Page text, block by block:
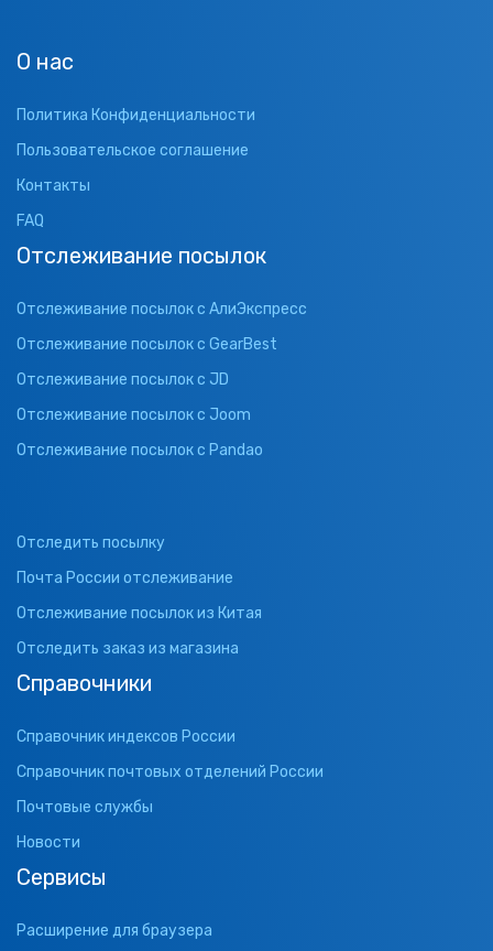
О нас
Политика Конфиденциальности
Пользовательское соглашение
Контакты
FAQ
Отслеживание посылок
Отслеживание посылок с АлиЭкспресс
Отслеживание посылок с GearBest
Отслеживание посылок с JD
Отслеживание посылок с Joom
Отслеживание посылок с Pandao
Отследить посылку
Почта России отслеживание
Отслеживание посылок из Китая
Отследить заказ из магазина
Справочники
Справочник индексов России
Справочник почтовых отделений России
Почтовые службы
Новости
Сервисы
Расширение для браузера